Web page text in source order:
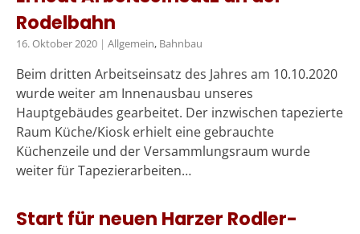
Rodelbahn
16. Oktober 2020 | Allgemein, Bahnbau
Beim dritten Arbeitseinsatz des Jahres am 10.10.2020
wurde weiter am Innenausbau unseres
Hauptgebäudes gearbeitet. Der inzwischen tapezierte
Raum Küche/Kiosk erhielt eine gebrauchte
Küchenzeile und der Versammlungsraum wurde
weiter für Tapezierarbeiten…
Start für neuen Harzer Rodler-